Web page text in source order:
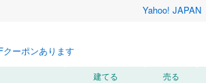
Yahoo! JAPAN
クーポンあります
建てる 売る